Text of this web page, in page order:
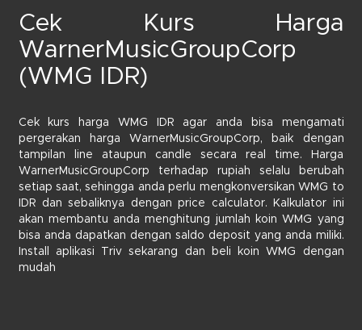
Cek Kurs Harga
WarnerMusicGroupCorp
(WMG IDR)
Cek kurs harga WMG IDR agar anda bisa mengamati
pergerakan harga WarnerMusicGroupCorp, baik dengan
tampilan line ataupun candle secara real time. Harga
WarnerMusicGroupCorp terhadap rupiah selalu berubah
setiap saat, sehingga anda perlu mengkonversikan WMG to
IDR dan sebaliknya dengan price calculator. Kalkulator ini
akan membantu anda menghitung jumlah koin WMG yang
bisa anda dapatkan dengan saldo deposit yang anda miliki.
Install aplikasi Triv sekarang dan beli koin WMG dengan
mudah